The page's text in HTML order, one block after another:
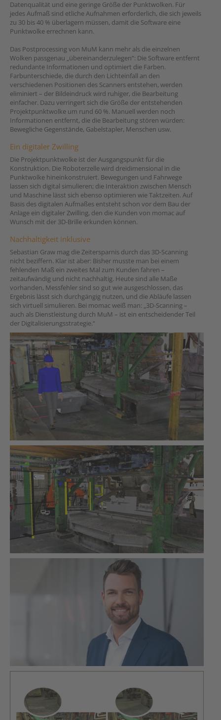
Datenqualität und eine geringe Größe der Punktwolken. Für
jedes Aufmaß sind etliche Aufnahmen erforderlich, die sich jeweils
zu 30 bis 40 % überlagern müssen, damit die Software eine
Punktwolke errechnen kann.
Das Postprocessing von MuM kann mehr als die einzelnen
Wolken passgenau „übereinanderzulegen“: Die Software entfernt
redundante Informationen und optimiert die Farben.
Farbunterschiede, die durch den Lichteinfall an den
verschiedenen Positionen des Scanners entstehen, werden
eliminiert – der Bildeindruck wird ruhiger, die Bearbeitung
einfacher. Dazu verringert sich die Größe der entstehenden
Projektpunktwolke um rund 60 %. Manuell werden noch
Informationen entfernt, die die Bearbeitung stören würden:
Bewegliche Gegenstände, Gabelstapler, Menschen usw.
Ein digitaler Zwilling
Die Projektpunktwolke ist der Ausgangspunkt für die
Konstruktion. Die Roboterzelle wird dreidimensional in die
Punktwolke hineinkonstruiert. Bewegungen und Fahrwege
lassen sich digital simulieren; die Interaktion zwischen Mensch
und Maschine lässt sich ebenso optimieren wie Taktzeiten. Auf
Basis des digitalen Aufmaßes entsteht schon vor dem Bau der
Anlage ein digitaler Zwilling, den die Kunden von momac auf
Wunsch mit der 3D-Brille erkunden können.
Nachhaltigkeit inklusive
Sebastian Graw mag die Zeitersparnis durch das 3D-Scanning
nicht beziffern. Klar ist aber: Bisher musste man bei einem
fehlenden Maß ein zweites Mal zum Kunden fahren –
zeitaufwändig und nicht nachhaltig. Heute sind alle Maße
vorhanden, Messfehler sind so gut wie ausgeschlossen, das
Ergebnis lässt sich durchgängig nutzen, und die Abläufe lassen
sich virtuell simulieren. Bei momac weiß man: „3D-Scanning –
auch als Dienstleistung durch MuM – ist ein entscheidender Teil
der Digitalisierungsstrategie.“